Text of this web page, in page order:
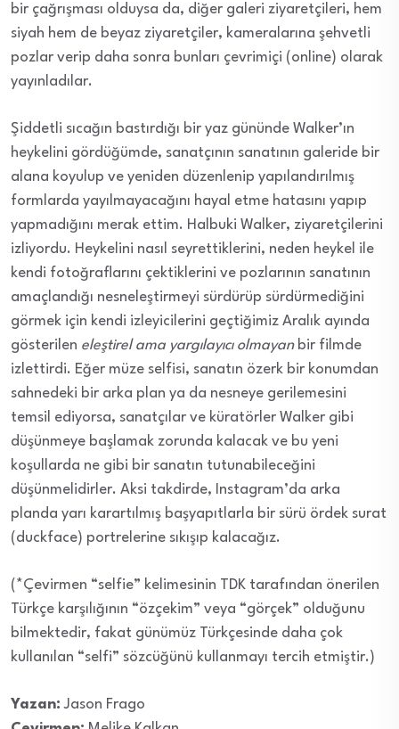
bir çağrışması olduysa da, diğer galeri ziyaretçileri, hem
siyah hem de beyaz ziyaretçiler, kameralarına şehvetli
pozlar verip daha sonra bunları çevrimiçi (online) olarak
yayınladılar.
Şiddetli sıcağın bastırdığı bir yaz gününde Walker’ın
heykelini gördüğümde, sanatçının sanatının galeride bir
alana koyulup ve yeniden düzenlenip yapılandırılmış
formlarda yayılmayacağını hayal etme hatasını yapıp
yapmadığını merak ettim. Halbuki Walker, ziyaretçilerini
izliyordu. Heykelini nasıl seyrettiklerini, neden heykel ile
kendi fotoğraflarını çektiklerini ve pozlarının sanatının
amaçlandığı nesneleştirmeyi sürdürüp sürdürmediğini
görmek için kendi izleyicilerini geçtiğimiz Aralık ayında
gösterilen eleştirel ama yargılayıcı olmayanbir filmde
izlettirdi. Eğer müze selfisi, sanatın özerk bir konumdan
sahnedeki bir arka plan ya da nesneye gerilemesini
temsil ediyorsa, sanatçılar ve küratörler Walker gibi
düşünmeye başlamak zorunda kalacak ve bu yeni
koşullarda ne gibi bir sanatın tutunabileceğini
düşünmelidirler. Aksi takdirde, Instagram’da arka
planda yarı karartılmış başyapıtlarla bir sürü ördek surat
(duckface) portrelerine sıkışıp kalacağız.
(*Çevirmen “selfie” kelimesinin TDK tarafından önerilen
Türkçe karşılığının “özçekim” veya “görçek” olduğunu
bilmektedir, fakat günümüz Türkçesinde daha çok
kullanılan “selfi” sözcüğünü kullanmayı tercih etmiştir.)
Yazan: Jason Frago